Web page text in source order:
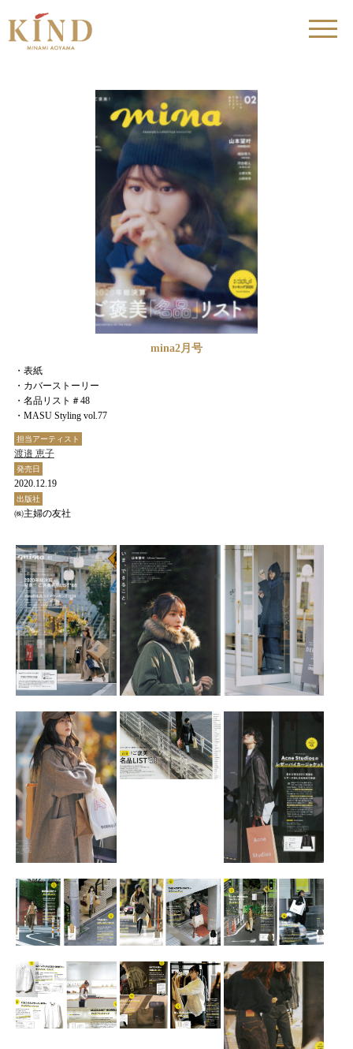
mina2月号
・表紙
・カバーストーリー
・名品リスト＃48
・MASU Styling vol.77
担当アーティスト
渡邉 恵子
発売日
2020.12.19
出版社
㈱主婦の友社